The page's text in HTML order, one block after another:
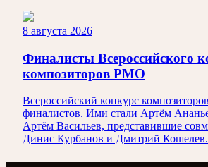
8 августа 2026
Финалисты Всероссийского
композиторов РМО
Всероссийский конкурс
финалистов. Ими стали Артём
Артём Васильев, представившие
Динис Курбанов и Дмитрий Кошелев.